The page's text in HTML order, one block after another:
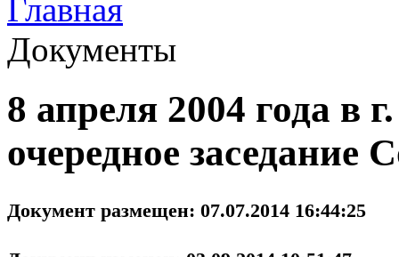
Главная
Документы
8 апреля 2004 года в
очередное
Документ размещен: 07.07.2014 16:44:25